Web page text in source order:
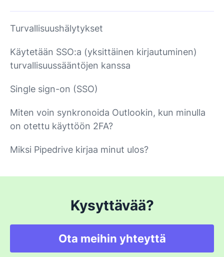
Turvallisuushälytykset
Käytetään SSO:a (yksittäinen kirjautuminen)
turvallisuussääntöjen kanssa
Single sign-on (SSO)
Miten voin synkronoida Outlookin, kun minulla
on otettu käyttöön 2FA?
Miksi Pipedrive kirjaa minut ulos?
Kysyttävää?
Ota meihin yhteyttä